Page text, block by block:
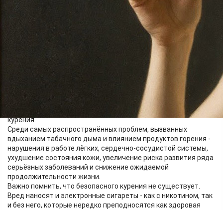
Курение - самая распространенная вредная привычка.
Несмотря на то, что многие страны вводят серьёзные
антитабачные меры, способствующие снижению числа
курильщиков, оно всё равно остаётся огромным.
В России курят примерно 18 процентов жителей.
Большинство из них мужчины, но и женщин среди них немало
- более 7 миллионов человек. От курения страдают не только
сами курильщики, но и их ближайшее окружение, которое
подвергается воздействию так называемого пассивного
курения.
Среди самых распространённых проблем, вызванных
вдыханием табачного дыма и влиянием продуктов горения -
нарушения в работе лёгких, сердечно-сосудистой системы,
ухудшение состояния кожи, увеличение риска развития ряда
серьёзных заболеваний и снижение ожидаемой
продолжительности жизни.
Важно помнить, что безопасного курения не существует.
Вред наносят и электронные сигареты - как с никотином, так
и без него, которые нередко преподносятся как здоровая